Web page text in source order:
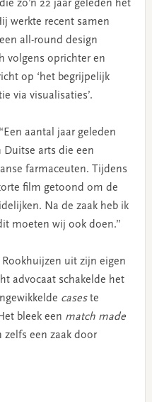
zo’n 22 jaar geleden het
werkte recent samen
all-round design
volgens oprichter en
op ‘het begrijpelijk
via visualisaties’.
aantal jaar geleden
Duitse arts die een
farmaceuten. Tijdens
film getoond om de
Na de zaak heb ik
moeten wij ook doen.”
Rookhuijzen uit zijn eigen
advocaat schakelde het
caseste
bleek een match made
een zaak door